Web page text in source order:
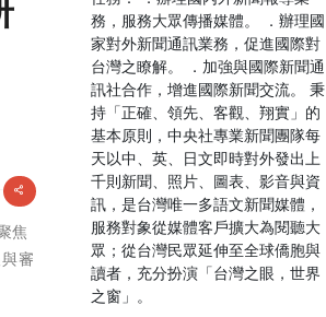
焦
審
務，服務大眾傳播媒體。 ．辦理國
家對外新聞通訊業務，促進國際對
台灣之瞭解。 ．加強與國際新聞通
訊社合作，增進國際新聞交流。 秉
持「正確、領先、客觀、翔實」的
基本原則，中央社專業新聞團隊每
天以中、英、日文即時對外發出上
千則新聞、照片、圖表、影音與資
訊，是台灣唯一多語文新聞媒體，
服務對象從媒體客戶擴大為閱聽大
眾；從台灣民眾延伸至全球僑胞與
讀者，充分扮演「台灣之眼，世界
之窗」。